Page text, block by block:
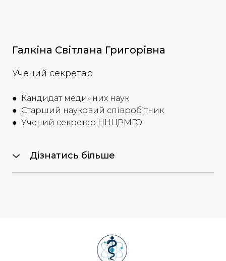
Галкіна Світлана Григорівна
Учений секретар
● Кандидат медичних наук
● Старший науковий співробітник
● Учений секретар ННЦРМГО
Дізнатись більше